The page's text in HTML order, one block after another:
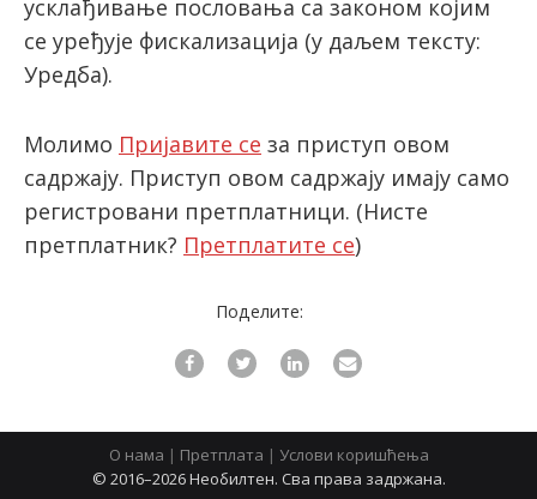
latinica
усклађивање пословања са законом којим
се уређује фискализација (у даљем тексту:
Уредба).
Молимо Пријавите се за приступ овом
садржају. Приступ овом садржају имају само
регистровани претплатници. (Нисте
претплатник? Претплатите се)
Поделите:
О нама | Претплата | Услови коришћења
© 2016–2026 Необилтен. Сва права задржана.